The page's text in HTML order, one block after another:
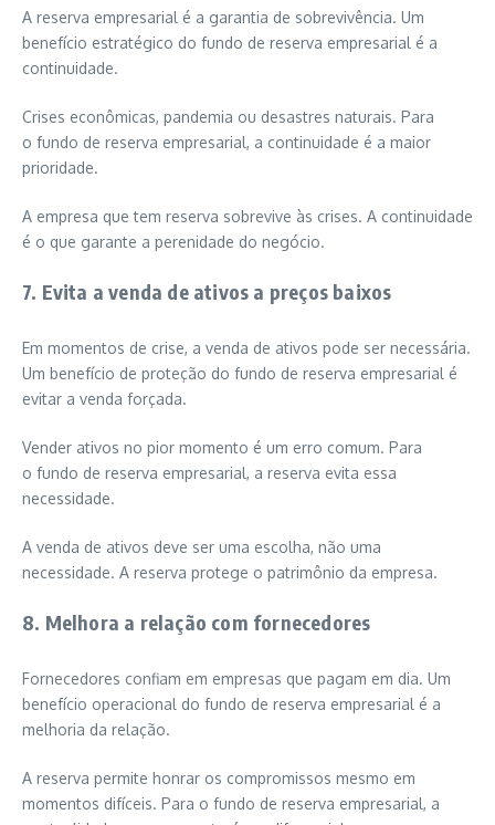
A reserva empresarial é a garantia de sobrevivência. Um
benefício estratégico do fundo de reserva empresarial é a
continuidade.
Crises econômicas, pandemia ou desastres naturais. Para
o fundo de reserva empresarial, a continuidade é a maior
prioridade.
A empresa que tem reserva sobrevive às crises. A continuidade
é o que garante a perenidade do negócio.
7. Evita a venda de ativos a preços baixos
Em momentos de crise, a venda de ativos pode ser necessária.
Um benefício de proteção do fundo de reserva empresarial é
evitar a venda forçada.
Vender ativos no pior momento é um erro comum. Para
o fundo de reserva empresarial, a reserva evita essa
necessidade.
A venda de ativos deve ser uma escolha, não uma
necessidade. A reserva protege o patrimônio da empresa.
8. Melhora a relação com fornecedores
Fornecedores confiam em empresas que pagam em dia. Um
benefício operacional do fundo de reserva empresarial é a
melhoria da relação.
A reserva permite honrar os compromissos mesmo em
momentos difíceis. Para o fundo de reserva empresarial, a